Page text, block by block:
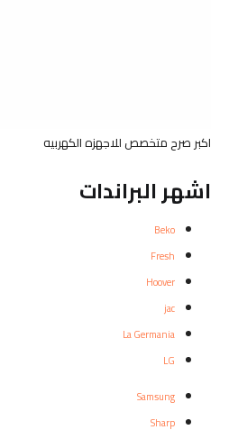
اكبر صرح متخصص للاجهزه الكهربيه
اشهر البراندات
Beko
Fresh
Hoover
jac
La Germania
LG
Samsung
Sharp